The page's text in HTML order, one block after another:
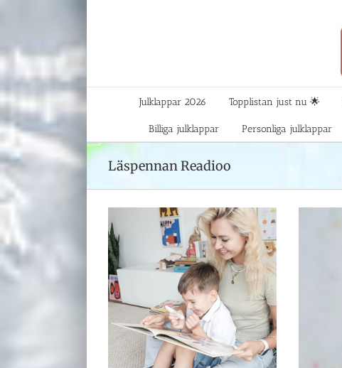
Julklappar 2026 Topplistan just nu 🌟
Billiga julklappar Personliga julklappar
Läspennan Readioo